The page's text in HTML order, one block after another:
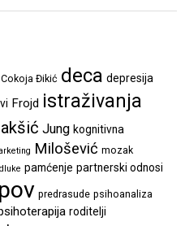
Cokoja Đikić deca depresija
Frojd istraživanja
Jung kognitivna
Milošević mozak
pamćenje partnerski odnosi
predrasude psihoanaliza
roditelji